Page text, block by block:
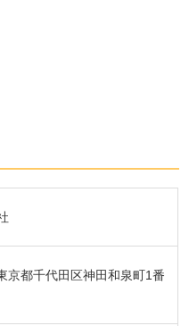
都千代田区神田和泉町1番